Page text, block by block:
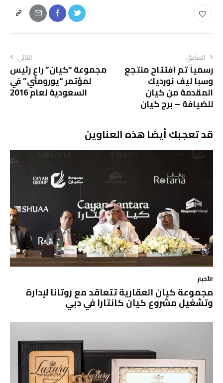
السابق
رسمياً تم افتتاح منتجع
وسبا ليف نورديك
المقدمة من كيان
للضيافة – برج كيان
التالي
مجموعة “كيان” راعٍ رئيس
لمؤتمر “يورومني” في
السعودية لعام 2016
قد تعجبك أيضًا هذه العناوين
الأخبار
مجموعة كيان العقارية تتعاقد مع روتانا لإدارة
وتشغيل مشروع كيان كانتارا في دبي